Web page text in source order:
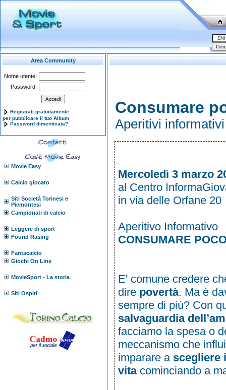
Area Community
Nome utente:
Password:
Registrati gratuitamente
per pubblicare il tuo Album
Password dimenticata?
Movie Easy
Calcio giocato
Siti Società Torinesi e
Piemontesi
Campionati di calcio
Leggere di sport
Found Rasing
Fantacalcio
Giochi On Line
MovieSport - La storia
Siti Ospiti
Consumare
Aperitivi
Mercoledì 3 marzo
al Centro
in via delle Orfane 20
Aperitivo Informativo
CONSUMARE
E' comune credere
dire povertà. Ma è
sempre di più? Con
salvaguardia
facciamo la spesa o
meccanismo che
imparare a
vita cominciando a